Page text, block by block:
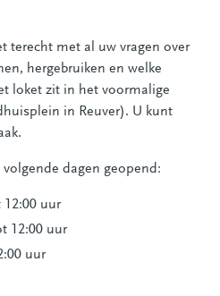
terecht met al uw vragen over
hergebruiken en welke
loket zit in het voormalige
in Reuver). U kunt
dagen geopend:
12:00 uur
12:00 uur
uur